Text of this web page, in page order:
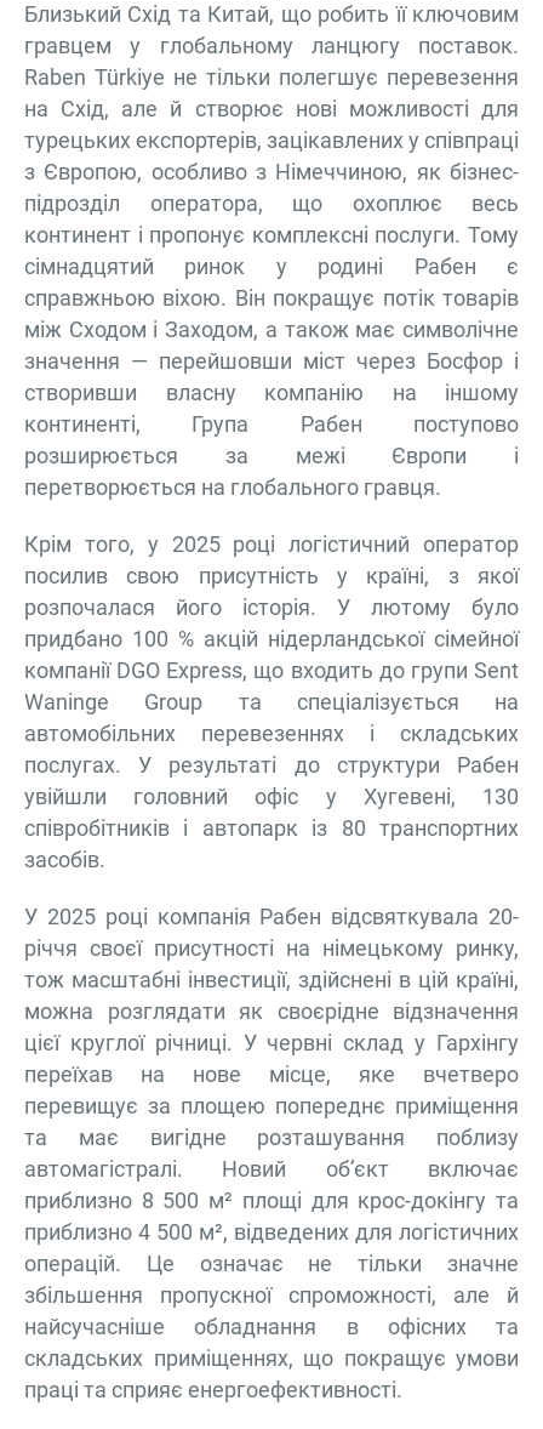
Близький Схід та Китай, що робить її ключовим
гравцем у глобальному ланцюгу поставок.
Raben Türkiye не тільки полегшує перевезення
на Схід, але й створює нові можливості для
турецьких експортерів, зацікавлених у співпраці
з Європою, особливо з Німеччиною, як бізнес-
підрозділ оператора, що охоплює весь
континент і пропонує комплексні послуги. Тому
сімнадцятий ринок у родині Рабен є
справжньою віхою. Він покращує потік товарів
між Сходом і Заходом, а також має символічне
значення — перейшовши міст через Босфор і
створивши власну компанію на іншому
континенті, Група Рабен поступово
розширюється за межі Європи і
перетворюється на глобального гравця.
Крім того, у 2025 році логістичний оператор
посилив свою присутність у країні, з якої
розпочалася його історія. У лютому було
придбано 100 % акцій нідерландської сімейної
компанії DGO Express, що входить до групи Sent
Waninge Group та спеціалізується на
автомобільних перевезеннях і складських
послугах. У результаті до структури Рабен
увійшли головний офіс у Хугевені, 130
співробітників і автопарк із 80 транспортних
засобів.
У 2025 році компанія Рабен відсвяткувала 20-
річчя своєї присутності на німецькому ринку,
тож масштабні інвестиції, здійснені в цій країні,
можна розглядати як своєрідне відзначення
цієї круглої річниці. У червні склад у Гархінгу
переїхав на нове місце, яке вчетверо
перевищує за площею попереднє приміщення
та має вигідне розташування поблизу
автомагістралі. Новий об’єкт включає
приблизно 8 500 м² площі для крос-докінгу та
приблизно 4 500 м², відведених для логістичних
операцій. Це означає не тільки значне
збільшення пропускної спроможності, але й
найсучасніше обладнання в офісних та
складських приміщеннях, що покращує умови
праці та сприяє енергоефективності.